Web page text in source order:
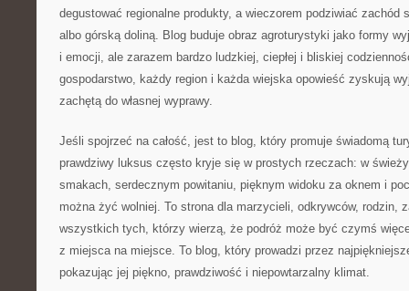
degustować regionalne produkty, a wieczorem podziwiać zachód
albo górską doliną. Blog buduje obraz agroturystyki jako formy
i emocji, ale zarazem bardzo ludzkiej, ciepłej i bliskiej
gospodarstwo, każdy region i każda wiejska opowieść zyskują
zachętą do własnej wyprawy.
Jeśli spojrzeć na całość, jest to blog, który promuje świadomą
prawdziwy luksus często kryje się w prostych rzeczach: w
smakach, serdecznym powitaniu, pięknym widoku za oknem i
można żyć wolniej. To strona dla marzycieli, odkrywców, rodzin,
wszystkich tych, którzy wierzą, że podróż może być czymś
z miejsca na miejsce. To blog, który prowadzi przez
pokazując jej piękno, prawdziwość i niepowtarzalny klimat.